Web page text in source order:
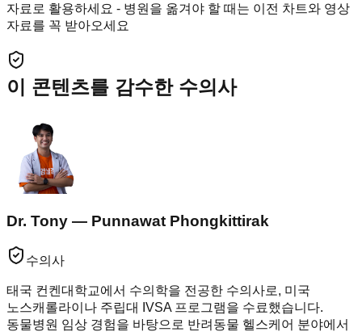
자료로 활용하세요 - 병원을 옮겨야 할 때는 이전 차트와 영상
자료를 꼭 받아오세요
이 콘텐츠를 감수한 수의사
Dr. Tony — Punnawat Phongkittirak
수의사
태국 컨켄대학교에서 수의학을 전공한 수의사로, 미국
노스캐롤라이나 주립대 IVSA 프로그램을 수료했습니다.
동물병원 임상 경험을 바탕으로 반려동물 헬스케어 분야에서